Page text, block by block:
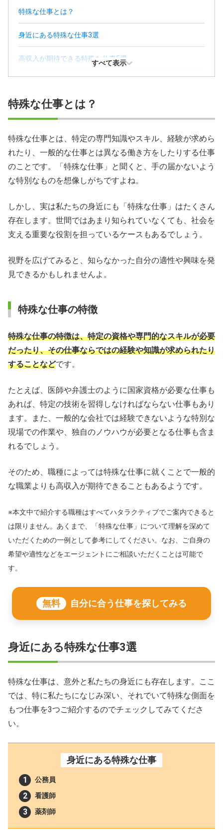
特殊な仕事とは？
身近にある特殊な仕事3選
高収入が期待できる特殊な仕事5選
英語力を活かせる特殊な仕事3選
特殊な仕事で働くメリット
特殊な仕事で働くデメリット
特殊な仕事を探す方法
特殊な仕事に関するよくある質問
すべて表示
特殊な仕事とは？
特殊な仕事とは、特定の専門知識やスキル、経験が求めら
れたり、一般的な仕事とは異なる働き方をしたりする仕事
のことです。「特殊な仕事」と聞くと、手の届かないよう
な特別なものを想像しがちですよね。
しかし、実は私たちの身近にも「特殊な仕事」はたくさん
存在します。世間ではあまり知られていなくても、社会を
支える重要な役割を担っているケースもあるでしょう。
視野を広げてみると、知らなかった自分の適性や興味を発
見できるかもしれませんよ。
特殊な仕事の特徴
特殊な仕事の特徴は、特定の資格や専門的なスキルが必要
だったり、その仕事ならではの経験や知識が求められたり
することなどです。
たとえば、医師や弁護士のように国家資格が必要な仕事も
あれば、特定の技術を習得しなければならない仕事もあり
ます。また、一般的な会社では経験できないような特別な
現場での作業や、独自のノウハウが必要となる仕事も含ま
れるでしょう。
そのため、職種によっては特殊な仕事に就くことで一般的
な職業よりも高収入が期待できることもあるようです。
※本文中で紹介する職種はすべてハタラクティブでご案内できると
は限りません。あくまで、「特殊な仕事」について理解を深めて
いただくための一例として参考にしてください。なお、ご自身の
希望や適性などをエージェントにご相談いただくことは可能で
す。
無料 自分に合う仕事を探してみる
身近にある特殊な仕事3選
特殊な仕事は、意外と私たちの身近にも存在します。ここ
では、特に私たちになじみ深い、それでいて特殊な側面を
もつ仕事を3つご紹介するのでチェックしてみてくださ
い。
身近にある特殊な仕事
公務員
看護師
薬剤師